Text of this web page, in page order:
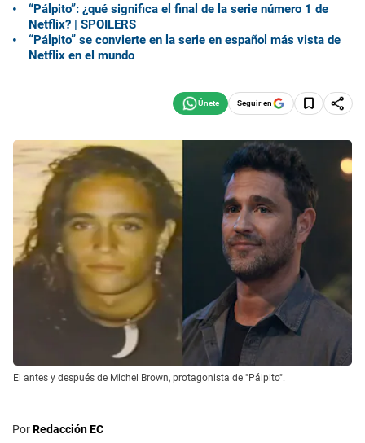
“Pálpito”: ¿qué significa el final de la serie número 1 de
Netflix? | SPOILERS
“Pálpito” se convierte en la serie en español más vista de
Netflix en el mundo
Seguir en
El antes y después de Michel Brown, protagonista de "Pálpito".
PorRedacción EC